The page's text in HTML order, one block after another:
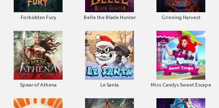
Forbidden Fury Belle the Blade Hunter Grinning Harvest
Spear of Athena Le Santa Miss Candys Sweet Escape